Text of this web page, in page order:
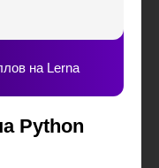
на Lerna
Python